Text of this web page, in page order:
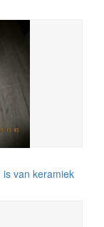
van keramiek